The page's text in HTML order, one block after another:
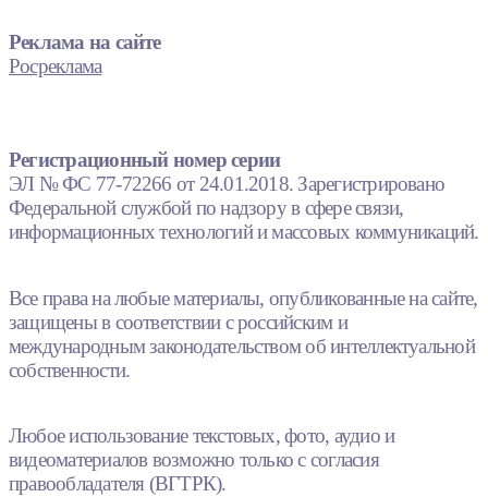
Реклама на сайте
Росреклама
Регистрационный номер серии
ЭЛ № ФС 77-72266 от 24.01.2018. Зарегистрировано
Федеральной службой по надзору в сфере связи,
информационных технологий и массовых коммуникаций.
Все права на любые материалы, опубликованные на сайте,
защищены в соответствии с российским и
международным законодательством об интеллектуальной
собственности.
Любое использование текстовых, фото, аудио и
видеоматериалов возможно только с согласия
правообладателя (ВГТРК).